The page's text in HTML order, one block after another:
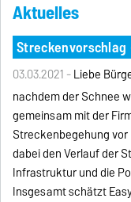
Aktuelles
03.03.2021 -Liebe
nachdem der Schnee
gemeinsam mit der
Streckenbegehung
dabei den Verlauf der
Infrastruktur und die
Insgesamt schätzt